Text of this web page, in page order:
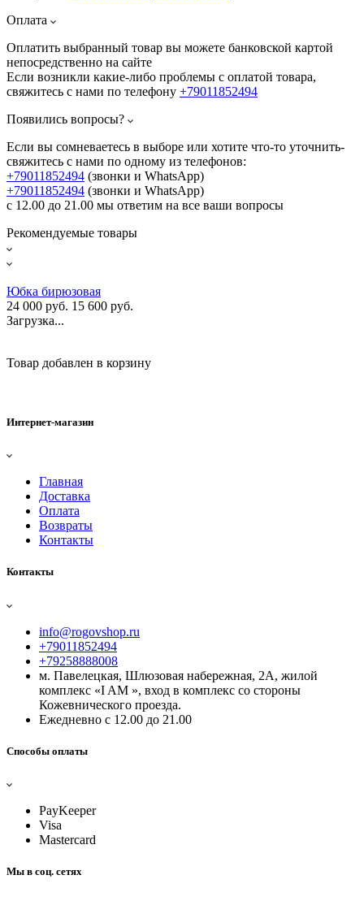
Оплата
Оплатить выбранный товар вы можете банковской картой
непосредственно на сайте
Если возникли какие-либо проблемы с оплатой товара,
свяжитесь с нами по телефону +79011852494
Появились вопросы?
Если вы сомневаетесь в выборе или хотите что-то уточнить-
свяжитесь с нами по одному из телефонов:
+79011852494 (звонки и WhatsApp)
+79011852494 (звонки и WhatsApp)
с 12.00 до 21.00 мы ответим на все ваши вопросы
Рекомендуемые товары
Юбка бирюзовая
24 000 руб. 15 600 руб.
Загрузка...
Товар добавлен в корзину
Интернет-магазин
Главная
Доставка
Оплата
Возвраты
Контакты
Контакты
info@rogovshop.ru
+79011852494
+79258888008
м. Павелецкая, Шлюзовая набережная, 2А, жилой
комплекс «I AM », вход в комплекс со стороны
Кожевнического проезда.
Ежедневно с 12.00 до 21.00
Способы оплаты
PayKeeper
Visa
Mastercard
Мы в соц. сетях